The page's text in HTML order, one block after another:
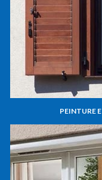
PEINTURE